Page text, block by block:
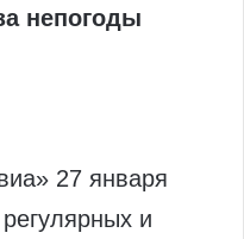
непогоды
27 января
и